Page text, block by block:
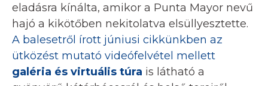
eladásra kínálta, amikor a Punta Mayor nevű
hajó a kikötőben nekitolatva elsüllyesztette.
A balesetről írott júniusi cikkünkben az
ütközést mutató videófelvétel mellett
galéria és virtuális túra is látható a